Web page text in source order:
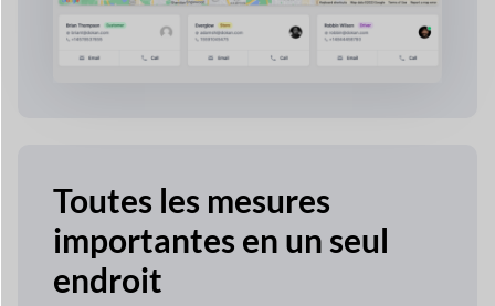
Toutes les mesures
importantes en un seul
endroit